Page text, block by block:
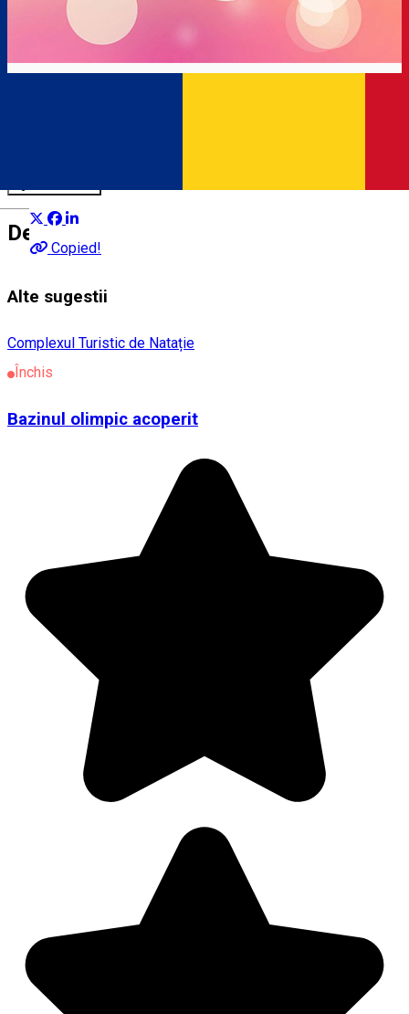
Copied!
Despre
Alte sugestii
Complexul Turistic de Natație
Închis
Bazinul olimpic acoperit